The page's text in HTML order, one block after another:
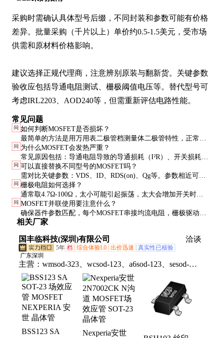
采购时需确认具体型号后缀，不同封装和参数可能有价格
差异。批量采购（千片以上）单价约0.5-1.5美元，受市场
供需和原材料价格影响。
建议选择正规代理商，注意辨别原装与翻新货。关键参数
验收应包括导通电阻测试、栅极阈值电压等。替代型号可
考虑IRL2203、AOD240等，但需重新评估电路性能。
常见问题
问 如何判断MOSFET是否损坏？
最简单的方法是用万用表二极管档测量体二极管特性，正常情
况源漏极间应有约0.5V压降（红表笔接源极）。若短路或开
路，则可能已损坏。
问 为什么MOSFET会发热严重？
常见原因包括：导通电阻导致的导通损耗（I²R）、开关损耗
（频率过高）、驱动不足（栅极电压不够）、散热不良等。需
针对性优化电路设计。
问 可以直接替换不同型号的MOSFET吗？
需对比关键参数：VDS、ID、RDS(on)、Qg等。参数相近可尝
试，但建议先小批量测试，特别关注开关波形和温升情况。
问 栅极电阻如何选择？
通常取4.7Ω-100Ω，太小可能引起振荡，太大会增加开关时
间。具体值需通过实验确定，平衡开关速度和EMI性能。
问 MOSFET并联使用要注意什么？
确保器件参数匹配，每个MOSFET串接均流电阻，栅极驱动要
一致，布局对称。建议使用同一批次的器件以减小参数差异。
相关厂家
国丰临科技(深圳)有限公司 洽谈
5年 档 综合体验L0 出价迅速
真实性已核验
广东深圳
主营： wmsod-323、wcsod-123、a6sod-123、sesod-
123、wxsod-123、wdsod-323、x4sod-123、6hsod-
123、6csod-123、4zsod-123、mmbd4148t、
mmbd4148a、3esod-323、蜡烛灯、wgsod-123、5psod-
123、y2sod-323、稳压管、wnsod-123、d6sod-123、
sksod-123、mmsz5244b、c0sod-323、5nsod-123、
4fsod-123
BSS123 SA
Nexperia安世